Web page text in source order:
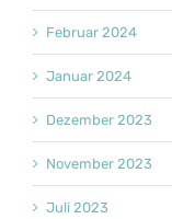
Februar 2024
Januar 2024
Dezember 2023
November 2023
Juli 2023